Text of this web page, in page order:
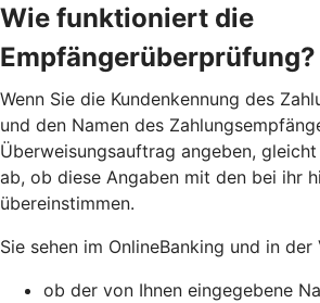
Wie funktioniert die
Empfängerüberprüfung?
Wenn Sie die Kundenkennung des
und den Namen des
Überweisungsauftrag angeben,
ab, ob diese Angaben mit den bei ihr
übereinstimmen.
Sie sehen im OnlineBanking und in der
ob der von Ihnen eingegebene